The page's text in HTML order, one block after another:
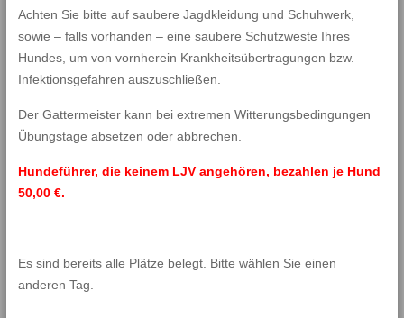
Achten Sie bitte auf saubere Jagdkleidung und Schuhwerk,
sowie – falls vorhanden – eine saubere Schutzweste Ihres
Hundes, um von vornherein Krankheitsübertragungen bzw.
Infektionsgefahren auszuschließen.
Der Gattermeister kann bei extremen Witterungsbedingungen
Übungstage absetzen oder abbrechen.
Hundeführer, die keinem LJV angehören, bezahlen je Hund
50,00 €.
Es sind bereits alle Plätze belegt. Bitte wählen Sie einen
anderen Tag.